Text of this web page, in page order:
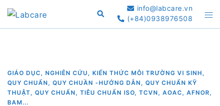
Skip
to
content
Search
info@labcare.vn
(+84)0938976508
GIÁO DỤC, NGHIÊN CỨU , KIẾN THỨC MÔI TRƯỜNG VI SINH ,
QUY CHUẨN , QUY CHUẦN -HƯỚNG DẪN , QUY CHUẨN KỸ
THUẬT, QUY CHUẨN, TIÊU CHUẨN ISO, TCVN, AOAC, AFNOR,
BAM...